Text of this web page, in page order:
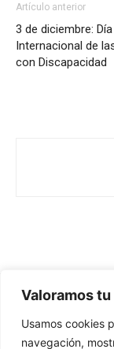
Valoramos
Usamos cookies
navegación,
Artículo anterior
3 de diciembre: Día
Internacional de
con Discapacidad
Redes Cristianas
Una mirada
- Colectivos de